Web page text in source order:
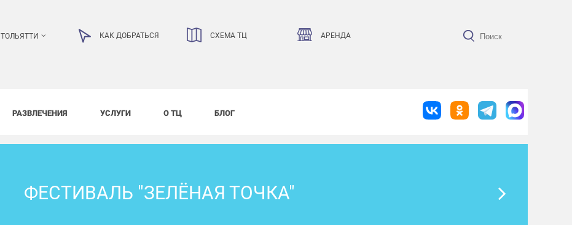
ТОЛЬЯТТИ КАК ДОБРАТЬСЯ СХЕМА ТЦ АРЕНДА
РАЗВЛЕЧЕНИЯ УСЛУГИ О ТЦ БЛОГ
ФЕСТИВАЛЬ "ЗЕЛЁНАЯ ТОЧКА"